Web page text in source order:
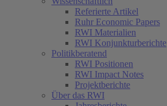
Referierte Artikel
Ruhr Economic Papers
RWI Materialien
RWI Konjunkturberichte
Politikberatend
RWI Positionen
RWI Impact Notes
Projektberichte
Über das RWI